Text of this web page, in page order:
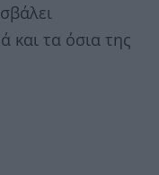
και τα όσια της